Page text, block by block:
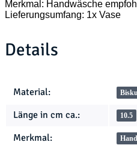
Merkmal: Handwäsche
Lieferungsumfang: 1x Vase
Details
Produkteigenschaft
Wert
Material:
Länge in cm ca.: 10.5
Merkmal: